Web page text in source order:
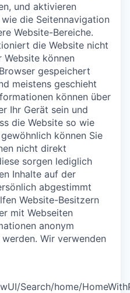
und aktivieren
die Seitennavigation
Website-Bereiche.
die Website nicht
Website können
gespeichert
meistens geschieht
können über
Ihr Gerät sein und
die Website so wie
können Sie
nicht direkt
sorgen lediglich
Inhalte auf der
abgestimmt
Website-Besitzern
mit Webseiten
anonym
Wir verwenden
Search/home/